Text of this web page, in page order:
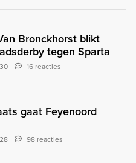
Bronckhorst blikt
tegen Sparta
16 reacties
gaat Feyenoord
98 reacties